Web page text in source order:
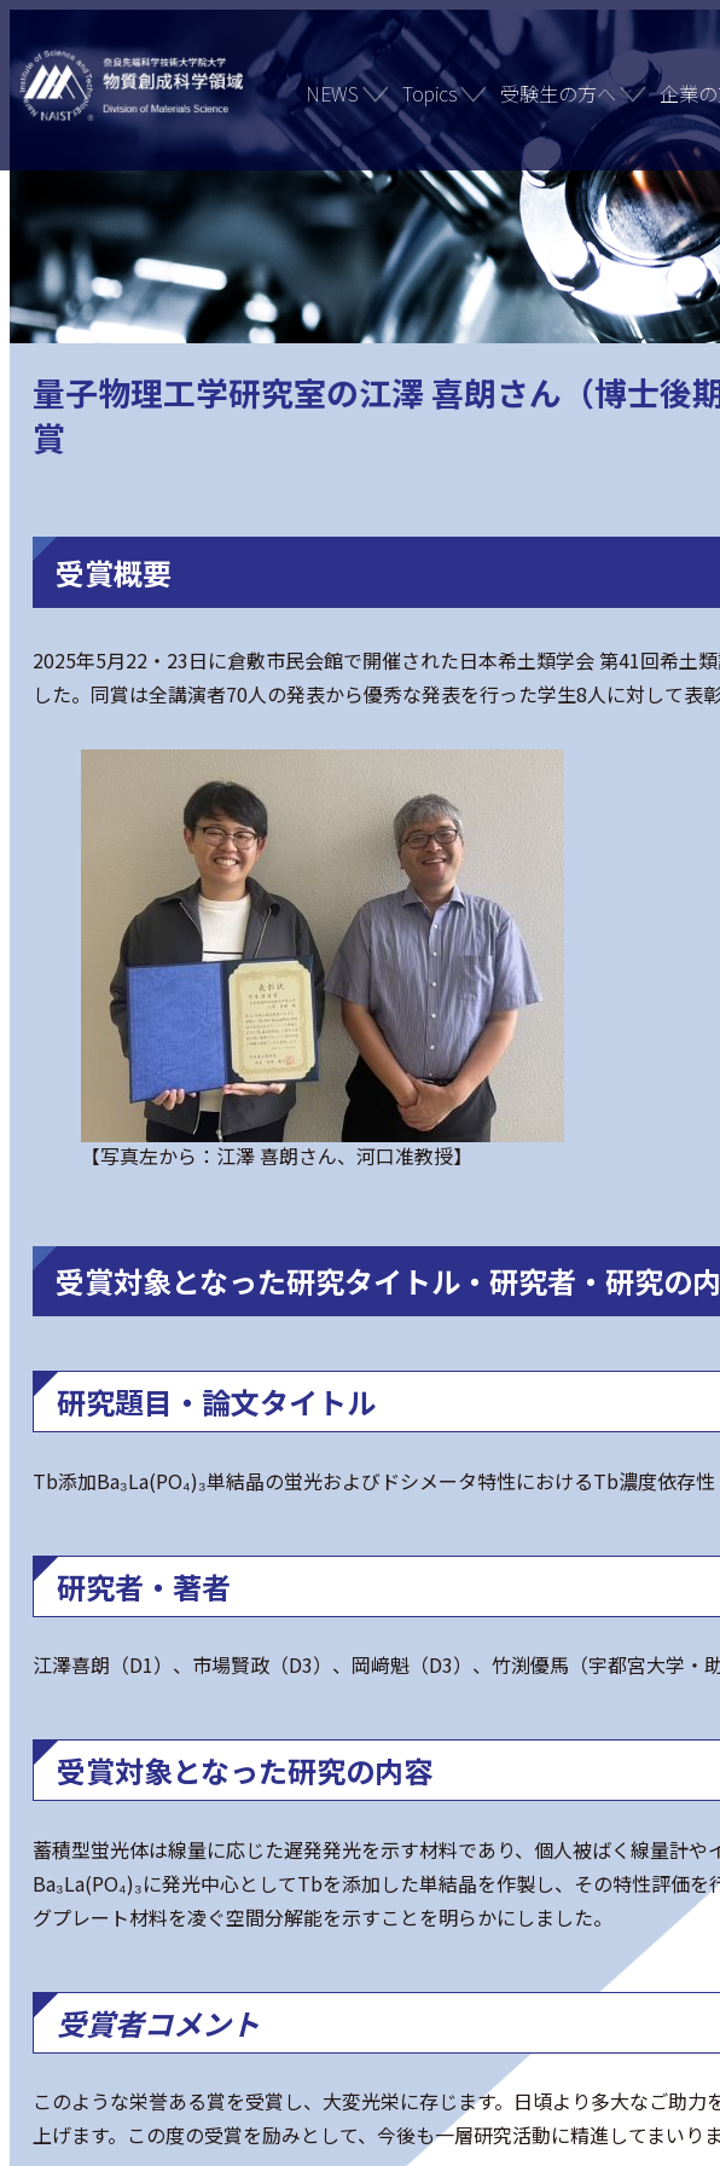
NEWS Topics 受験生の方へ 企業
量子物理工学研究室の江澤 喜朗さん（博士後
賞
受賞概要
2025年5月22・23日に倉敷市民会館で開催された日本希土類学会 第41回希土
した。同賞は全講演者70人の発表から優秀な発表を行った学生8人に対して表彰
【写真左から：江澤 喜朗さん、河口准教授】
受賞対象となった研究タイトル・研究者・研究の
研究題目・論文タイトル
Tb添加Ba₃La(PO₄)₃単結晶の蛍光およびドシメータ特性におけるTb濃度依存性
研究者・著者
江澤喜朗（D1）、市場賢政（D3）、岡﨑魁（D3）、竹渕優馬（宇都宮大学
受賞対象となった研究の内容
蓄積型蛍光体は線量に応じた遅発発光を示す材料であり、個人被ばく線量計
Ba₃La(PO₄)₃に発光中心としてTbを添加した単結晶を作製し、その特性評価
グプレート材料を凌ぐ空間分解能を示すことを明らかにしました。
受賞者コメント
このような栄誉ある賞を受賞し、大変光栄に存じます。日頃より多大なご助
上げます。この度の受賞を励みとして、今後も一層研究活動に精進してまいりま